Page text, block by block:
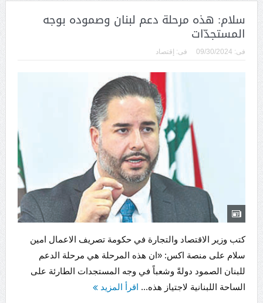
سلام: هذه مرحلة دعم لبنان وصموده بوجه
المستجدّات
فى: 09/30/2024 فى: إقتصاد
كتب وزير الاقتصاد والتجارة في حكومة تصريف الاعمال امين
سلام على منصة اكس: «ان هذه المرحلة هي مرحلة الدعم
للبنان الصمود دولةً وشعباً في وجه المستجدات الطارئة على
الساحة اللبنانية لاجتياز هذه... اقرأ المزيد